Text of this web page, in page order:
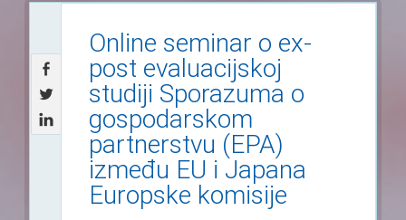
Online seminar o ex-
post evaluacijskoj
studiji Sporazuma o
gospodarskom
partnerstvu (EPA)
između EU i Japana
Europske komisije